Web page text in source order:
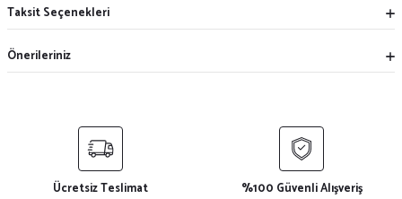
Taksit Seçenekleri
Önerileriniz
Ücretsiz Teslimat %100 Güvenli Alışveriş